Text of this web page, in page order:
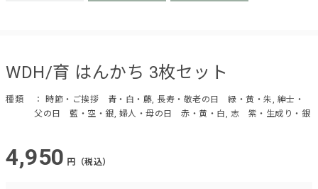
WDH/育 はんかち 3枚セット
種類
： 時節・ご挨拶 青・白・藤, 長寿・敬老の日 緑・黄・朱, 紳士・
父の日 藍・空・銀, 婦人・母の日 赤・黄・白, 志 紫・生成り・銀
4,950 円（税込）